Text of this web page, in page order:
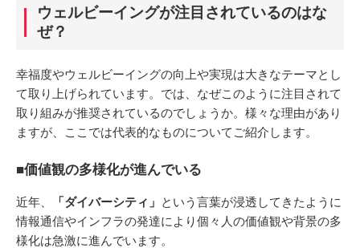
ウェルビーイングが注目されているのはな
ぜ？
幸福度やウェルビーイングの向上や実現は大きなテーマとし
て取り上げられています。では、なぜこのように注目されて
取り組みが推奨されているのでしょうか。様々な理由があり
ますが、ここでは代表的なものについてご紹介します。
■価値観の多様化が進んでいる
近年、 「ダイバーシティ」 という言葉が浸透してきたように
情報通信やインフラの発達により個々人の価値観や背景の多
様化は急激に進んでいます。